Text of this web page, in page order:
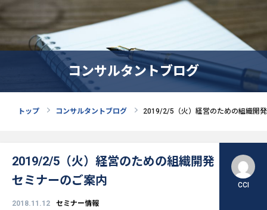
コンサルタントブログ
トップ コンサルタントブログ 2019/2/5（火）経営のための組織開
2019/2/5（火）経営のための組織開発
セミナーのご案内
2018.11.12 セミナー情報
CCI